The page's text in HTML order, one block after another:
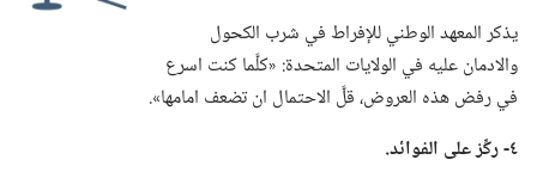
يذكر المعهد الوطني للإفراط في شرب الكحول
والادمان عليه في الولايات المتحدة:‏ «كلَّما كنت اسرع
في رفض هذه العروض،‏ قلَّ الاحتمال ان تضعف امامها».‏
٤-‏ ركِّز على الفوائد.‏